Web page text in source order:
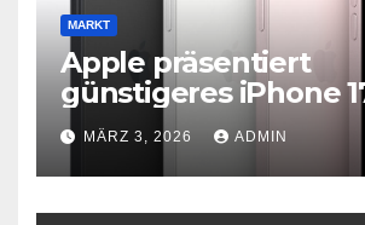
MARKT
Apple präsentiert
günstigeres iPhone
neues iPad Air mit
MÄRZ 3, 2026 ADMIN